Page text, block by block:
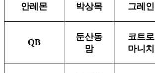
안레몬 박상목 그레인
QB
둔산동
맘
코트로
마니치